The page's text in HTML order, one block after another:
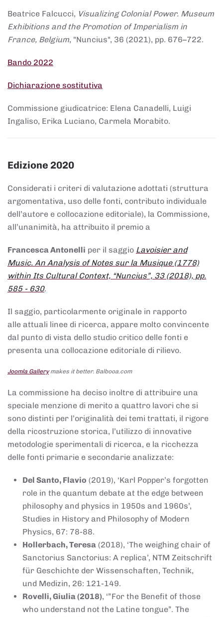
Beatrice Falcucci, Visualizing Colonial Power. Museum
Exhibitions and the Promotion of Imperialism in
France, Belgium, "Nuncius", 36 (2021), pp. 676–722.
Bando 2022
Dichiarazione sostitutiva
Commissione giudicatrice: Elena Canadelli, Luigi
Ingaliso, Erika Luciano, Carmela Morabito.
Edizione 2020
Considerati i criteri di valutazione adottati (struttura
argomentativa, uso delle fonti, contributo individuale
dell’autore e collocazione editoriale), la Commissione,
all’unanimità, ha attribuito il premio a
Francesca Antonelli per il saggio Lavoisier and
Music. An Analysis of Notes sur la Musique (1778)
within Its Cultural Context, “Nuncius”, 33 (2018), pp.
585 - 630.
Il saggio, particolarmente originale in rapporto
alle attuali linee di ricerca, appare molto convincente
dal punto di vista dello studio critico delle fonti e
presenta una collocazione editoriale di rilievo.
Joomla Gallerymakes it better. Balbooa.com
La commissione ha deciso inoltre di attribuire una
speciale menzione di merito a quattro lavori che si
sono distinti per l’originalità dei temi trattati, il rigore
della ricostruzione storica, l’utilizzo di innovative
metodologie sperimentali di ricerca, e la ricchezza
delle fonti primarie e secondarie analizzate:
Del Santo, Flavio (2019), ‘Karl Popper’s forgotten
role in the quantum debate at the edge between
philosophy and physics in 1950s and 1960s’,
Studies in History and Philosophy of Modern
Physics, 67: 78-88.
Hollerbach, Teresa (2018), ‘The weighing chair of
Sanctorius Sanctorius: A replica’, NTM Zeitschrift
für Geschichte der Wissenschaften, Technik,
und Medizin, 26: 121-149.
Rovelli, Giulia (2018), ‘”For the Benefit of those
who understand not the Latine tongue”. The